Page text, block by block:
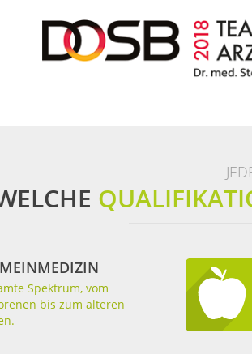
Spektrum, vom
bis zum älteren